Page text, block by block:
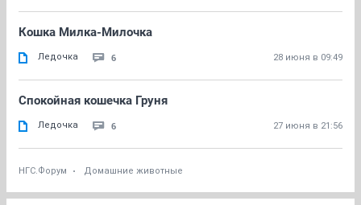
Кошка Милка-Милочка
Ледочка 6 28 июня в 09:49
Спокойная кошечка Груня
Ледочка 6 27 июня в 21:56
НГС.Форум Домашние животные